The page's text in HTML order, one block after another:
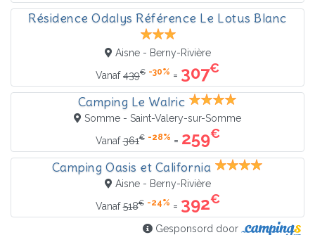
Résidence Odalys Référence Le Lotus Blanc
Aisne - Berny-Rivière
Vanaf439€ -30% = 307€
Camping Le Walric
Somme - Saint-Valery-sur-Somme
Vanaf361€ -28% = 259€
Camping Oasis et California
Aisne - Berny-Rivière
Vanaf518€ -24% = 392€
Gesponsord door